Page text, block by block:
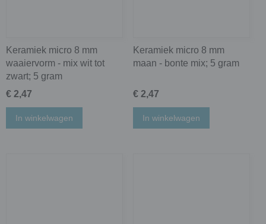
Keramiek micro 8 mm
waaiervorm - mix wit tot
zwart; 5 gram
€ 2,47
In winkelwagen
Keramiek micro 8 mm
maan - bonte mix; 5 gram
€ 2,47
In winkelwagen